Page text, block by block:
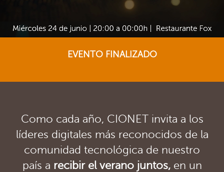
EVENTO FINALIZADO
Como cada año, CIONET invita a los
líderes digitales más reconocidos de la
comunidad tecnológica de nuestro
país a recibir el verano juntos, en un